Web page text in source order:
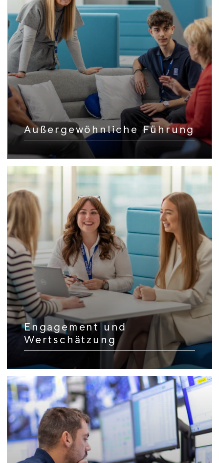
Außergewöhnliche Führung
Engagement und
Wertschätzung